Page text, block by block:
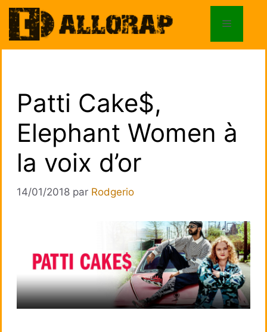
Aller
au
contenu
Menu
Patti Cake$,
Elephant Women à
la voix d’or
14/01/2018 par Rodgerio